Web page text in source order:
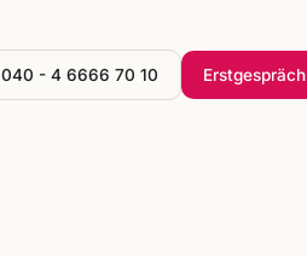
040 - 4 6666 70 10 Erstgespräch